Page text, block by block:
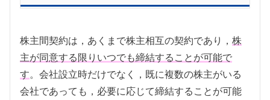
株主間契約は，あくまで株主相互の契約であり， 株
主が同意する限りいつでも締結することが可能で
す。会社設立時だけでなく，既に複数の株主がいる
会社であっても，必要に応じて締結することが可能